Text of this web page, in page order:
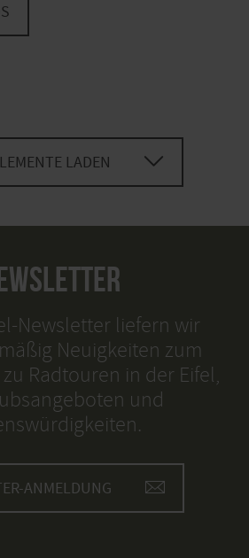
LADEN
Newsletter liefern wir
Neuigkeiten zum
Radtouren in der Eifel,
und
ANMELDUNG